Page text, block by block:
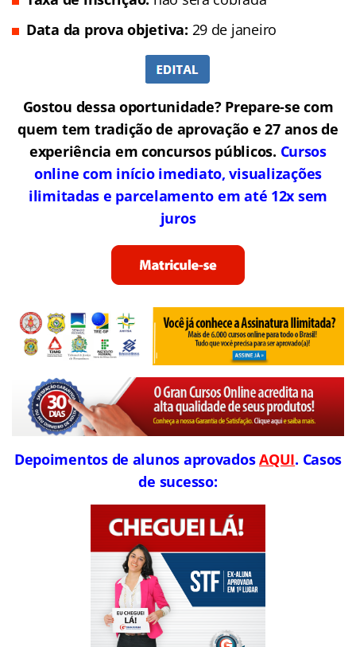
Data da prova objetiva: 29 de janeiro
Gostou dessa oportunidade? Prepare-se com
quem tem tradição de aprovação e 27 anos de
experiência em concursos públicos. Cursos
online com início imediato, visualizações
ilimitadas e parcelamento em até 12x sem
juros
Depoimentos de alunos aprovadosAQUI. Casos
de sucesso: